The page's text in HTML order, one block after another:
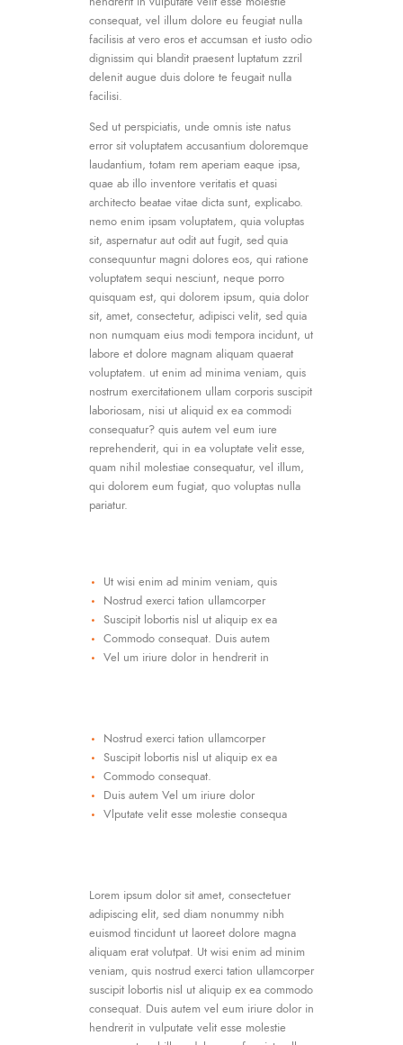
consequat, vel illum dolore eu feugiat nulla
facilisis at vero eros et accumsan et iusto odio
dignissim qui blandit praesent luptatum zzril
delenit augue duis dolore te feugait nulla
facilisi.
Sed ut perspiciatis, unde omnis iste natus
error sit voluptatem accusantium doloremque
laudantium, totam rem aperiam eaque ipsa,
quae ab illo inventore veritatis et quasi
architecto beatae vitae dicta sunt, explicabo.
nemo enim ipsam voluptatem, quia voluptas
sit, aspernatur aut odit aut fugit, sed quia
consequuntur magni dolores eos, qui ratione
voluptatem sequi nesciunt, neque porro
quisquam est, qui dolorem ipsum, quia dolor
sit, amet, consectetur, adipisci velit, sed quia
non numquam eius modi tempora incidunt, ut
labore et dolore magnam aliquam quaerat
voluptatem. ut enim ad minima veniam, quis
nostrum exercitationem ullam corporis suscipit
laboriosam, nisi ut aliquid ex ea commodi
consequatur? quis autem vel eum iure
reprehenderit, qui in ea voluptate velit esse,
quam nihil molestiae consequatur, vel illum,
qui dolorem eum fugiat, quo voluptas nulla
pariatur.
Ut wisi enim ad minim veniam, quis
Nostrud exerci tation ullamcorper
Suscipit lobortis nisl ut aliquip ex ea
Commodo consequat. Duis autem
Vel um iriure dolor in hendrerit in
Nostrud exerci tation ullamcorper
Suscipit lobortis nisl ut aliquip ex ea
Commodo consequat.
Duis autem Vel um iriure dolor
Vlputate velit esse molestie consequa
Lorem ipsum dolor sit amet, consectetuer
adipiscing elit, sed diam nonummy nibh
euismod tincidunt ut laoreet dolore magna
aliquam erat volutpat. Ut wisi enim ad minim
veniam, quis nostrud exerci tation ullamcorper
suscipit lobortis nisl ut aliquip ex ea commodo
consequat. Duis autem vel eum iriure dolor in
hendrerit in vulputate velit esse molestie